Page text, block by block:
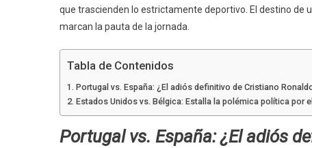
que trascienden lo estrictamente deportivo. El destino de
marcan la pauta de la jornada.
Tabla de Contenidos
Portugal vs. España: ¿El adiós definitivo de Cristiano
Estados Unidos vs. Bélgica: Estalla la polémica política por
Portugal vs. España: ¿El adiós